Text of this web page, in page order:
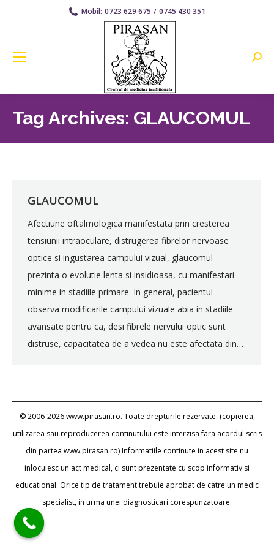
Mobil: 0723 629 675 / 0745 430 351
Tag Archives: GLAUCOMUL
GLAUCOMUL
Afectiune oftalmologica manifestata prin cresterea
tensiunii intraoculare, distrugerea fibrelor nervoase
optice si ingustarea campului vizual, glaucomul
prezinta o evolutie lenta si insidioasa, cu manifestari
minime in stadiile primare. In general, pacientul
observa modificarile campului vizuale abia in stadiile
avansate pentru ca, desi fibrele nervului optic sunt
distruse, capacitatea de a vedea nu este afectata din…
© 2006-2026 www.pirasan.ro. Toate drepturile rezervate. (copierea,
utilizarea sau reproducerea continutului este interzisa fara acordul scris
din partea www.pirasan.ro) Informatiile continute in acest site nu
inlocuiesc un act medical, ci sunt prezentate cu scop informativ si
educational. Orice tip de tratament trebuie aprobat de catre un medic
specialist, in urma unei diagnosticari corespunzatoare.